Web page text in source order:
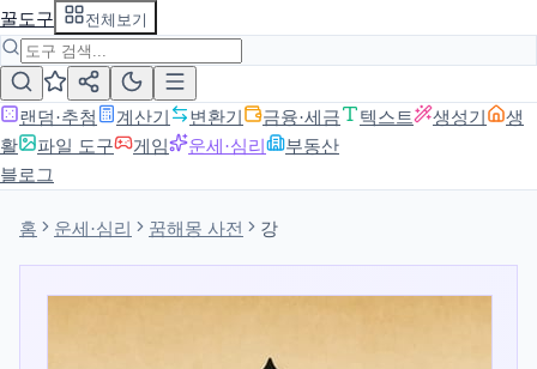
꿀도구 전체보기
랜덤·추첨 계산기 변환기 금융·세금 텍스트 생성기
생
활
파일 도구 게임 운세·심리
부동산
블로그
홈 운세·심리 꿈해몽 사전 강